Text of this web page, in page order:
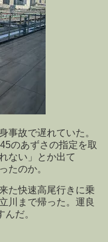
事故で遅れていた。
のあずさの指定を取
ない」とか出て
たのか。
た快速高尾行きに乗
川まで帰った。運良
だ。